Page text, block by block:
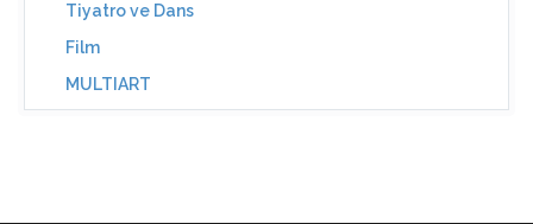
Tiyatro ve Dans
Film
MULTIART